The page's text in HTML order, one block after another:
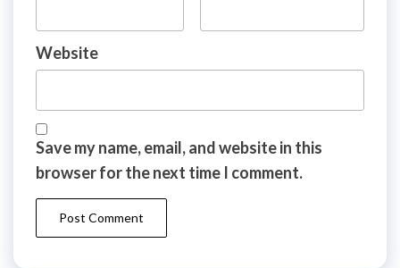
Website
Save my name, email, and website in this
browser for the next time I comment.